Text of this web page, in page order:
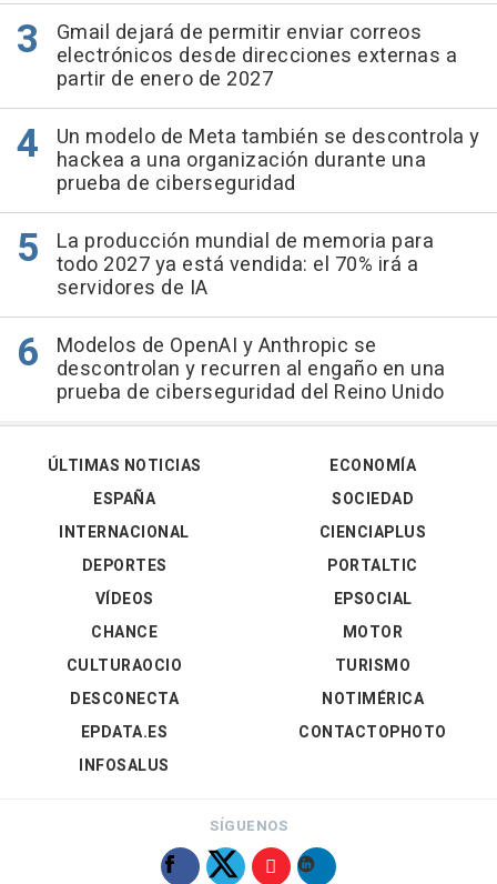
Gmail dejará de permitir enviar correos
electrónicos desde direcciones externas a
partir de enero de 2027
Un modelo de Meta también se descontrola y
hackea a una organización durante una
prueba de ciberseguridad
La producción mundial de memoria para
todo 2027 ya está vendida: el 70% irá a
servidores de IA
Modelos de OpenAI y Anthropic se
descontrolan y recurren al engaño en una
prueba de ciberseguridad del Reino Unido
ÚLTIMAS NOTICIAS
ESPAÑA
INTERNACIONAL
DEPORTES
VÍDEOS
ECONOMÍA
SOCIEDAD
CIENCIAPLUS
PORTALTIC
EPSOCIAL
CHANCE
CULTURAOCIO
DESCONECTA
EPDATA.ES
INFOSALUS
MOTOR
TURISMO
NOTIMÉRICA
CONTACTOPHOTO
SÍGUENOS